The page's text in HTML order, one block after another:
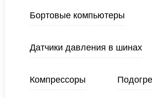
Бортовые компьютеры
Датчики давления в шинах
Компрессоры